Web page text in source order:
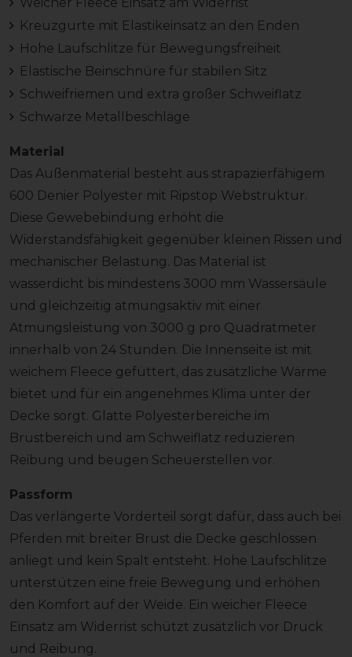
Kreuzgurte mit Elastikeinsatz an den Enden
Hohe Laufschlitze für Bewegungsfreiheit
Elastische Beinschnüre für stabilen Sitz
Schweifriemen und extra großer Schweiflatz
Schwarze Metallbeschläge
Material
Das Außenmaterial besteht aus strapazierfähigem
600 Denier Polyester mit Ripstop Webstruktur.
Diese Gewebebindung erhöht die
Widerstandsfähigkeit gegenüber kleinen Rissen und
mechanischer Belastung. Das Material ist
wasserdicht bis mindestens 3000 mm Wassersäule
und gleichzeitig atmungsaktiv mit einer
Atmungsleistung von 3000 g pro Quadratmeter
innerhalb von 24 Stunden. Die Innenseite ist mit
weichem Fleece gefüttert, das zusätzliche Wärme
bietet und für ein angenehmes Klima unter der
Decke sorgt. Glatte Polyesterbereiche im
Brustbereich und am Schweiflatz reduzieren
Reibung und beugen Scheuerstellen vor.
Passform
Das verlängerte Vorderteil sorgt dafür, dass auch bei
Pferden mit breiter Brust die Decke geschlossen
anliegt und kein Spalt entsteht. Hohe Laufschlitze
unterstützen eine freie Bewegung und erhöhen
den Komfort auf der Weide. Ein weicher Fleece
Einsatz am Widerrist schützt zusätzlich vor Druck
und Reibung.